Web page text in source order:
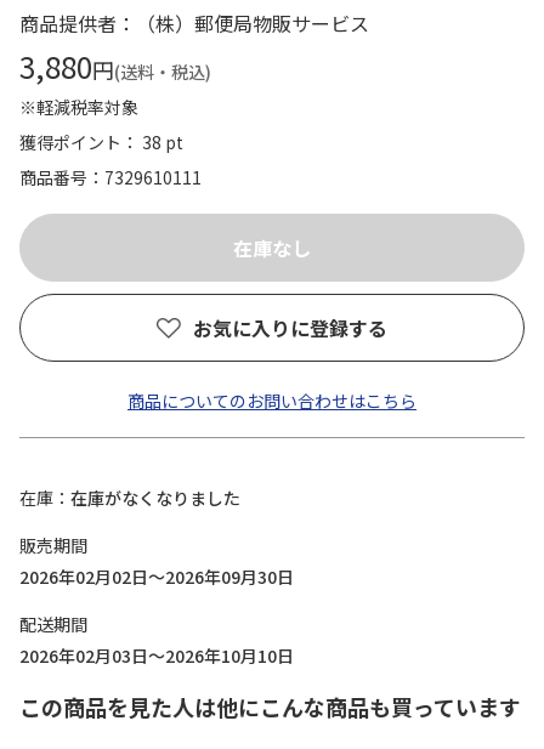
商品提供者：（株）郵便局物販サービス
3,880円(送料・税込)
※軽減税率対象
獲得ポイント： 38 pt
商品番号
7329610111
お気に入りに登録する
商品についてのお問い合わせはこちら
在庫
在庫がなくなりました
販売期間
2026年02月02日～2026年09月30日
配送期間
2026年02月03日～2026年10月10日
この商品を見た人は他にこんな商品も買っています